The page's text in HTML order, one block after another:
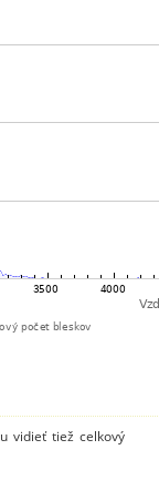
vidieť tiež celkový